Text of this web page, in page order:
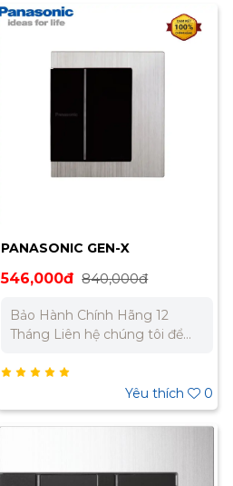
chuẩn: BS Bảo Hành Chính
Hãng 12 Tháng Liên hệ chúng
tôi để nhận báo giá tốt nhất
cho dự án. Miền Bắc : 0989
332 980
PANASONIC GEN-X
546,000đ 840,000đ
Bảo Hành Chính Hãng 12
Tháng Liên hệ chúng tôi để
án. Miền Bắc : 0989 310 979 –
0973 106 269 Miền Nam:
0902 303 733 – 0945 332 980
Yêu thích 0